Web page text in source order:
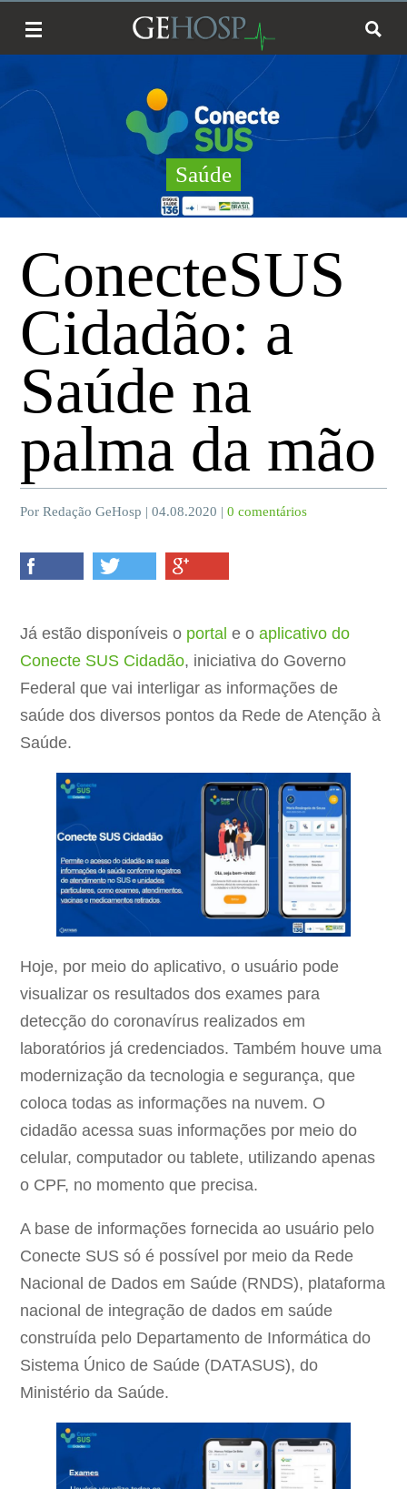
Saúde
ConecteSUS
Cidadão: a
Saúde na
palma da mão
Por Redação GeHosp | 04.08.2020 |0 comentários
Já estão disponíveis o portal e oaplicativo do
Conecte SUS Cidadão, iniciativa do Governo
Federal que vai interligar as informações de
saúde dos diversos pontos da Rede de Atenção à
Saúde.
Hoje, por meio do aplicativo, o usuário pode
visualizar os resultados dos exames para
detecção do coronavírus realizados em
laboratórios já credenciados. Também houve uma
modernização da tecnologia e segurança, que
coloca todas as informações na nuvem. O
cidadão acessa suas informações por meio do
celular, computador ou tablete, utilizando apenas
o CPF, no momento que precisa.
A base de informações fornecida ao usuário pelo
Conecte SUS só é possível por meio da Rede
Nacional de Dados em Saúde (RNDS), plataforma
nacional de integração de dados em saúde
construída pelo Departamento de Informática do
Sistema Único de Saúde (DATASUS), do
Ministério da Saúde.